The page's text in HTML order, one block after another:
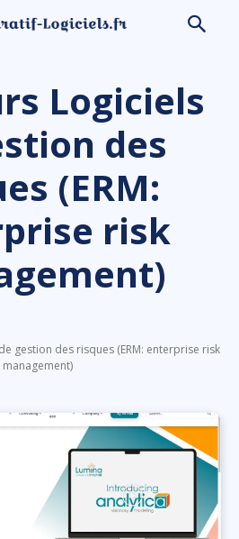
Logiciels
des
(ERM:
risk
gestion des risques (ERM: enterprise risk
management)